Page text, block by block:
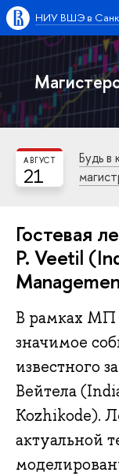
НИУ ВШЭ в
21
АВГУСТ
Будь в
Гостевая
P. Veetil
В рамках МП
значимое
известного
Вейтела
Kozhikode).
актуальной